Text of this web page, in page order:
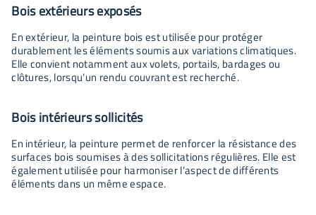
Bois extérieurs exposés
En extérieur, la peinture bois est utilisée pour protéger
durablement les éléments soumis aux variations climatiques.
Elle convient notamment aux volets, portails, bardages ou
clôtures, lorsqu’un rendu couvrant est recherché.
Bois intérieurs sollicités
En intérieur, la peinture permet de renforcer la résistance des
surfaces bois soumises à des sollicitations régulières. Elle est
également utilisée pour harmoniser l’aspect de différents
éléments dans un même espace.